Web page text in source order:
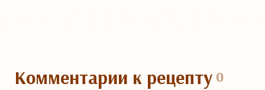
Комментарии к рецепту0